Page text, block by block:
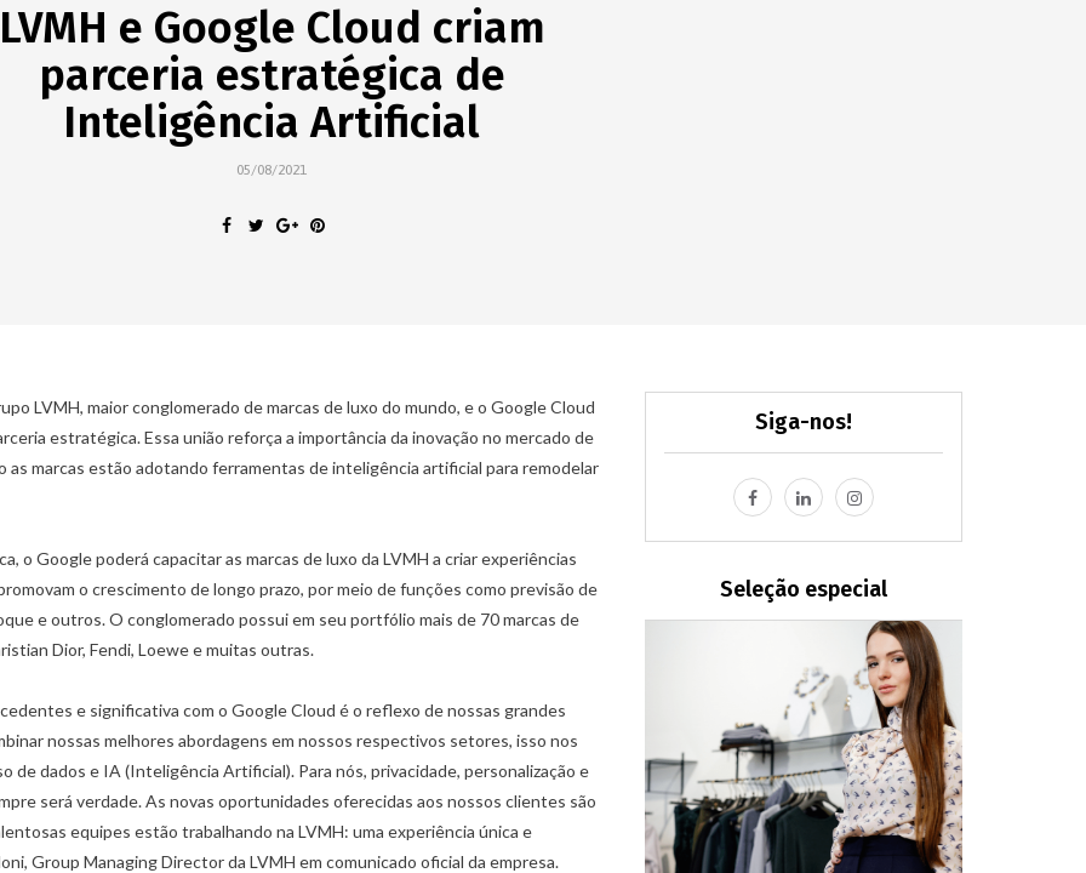
LVMH e Google Cloud criam
parceria estratégica de
Inteligência Artificial
05/08/2021
LVMH, maior conglomerado de marcas de luxo do mundo, e o Google Cloud
estratégica. Essa união reforça a importância da inovação no mercado de
as marcas estão adotando ferramentas de inteligência artificial para remodelar
o Google poderá capacitar as marcas de luxo da LVMH a criar experiências
o crescimento de longo prazo, por meio de funções como previsão de
e outros. O conglomerado possui em seu portfólio mais de 70 marcas de
Dior, Fendi, Loewe e muitas outras.
e significativa com o Google Cloud é o reflexo de nossas grandes
nossas melhores abordagens em nossos respectivos setores, isso nos
de dados e IA (Inteligência Artificial). Para nós, privacidade, personalização e
será verdade. As novas oportunidades oferecidas aos nossos clientes são
equipes estão trabalhando na LVMH: uma experiência única e
Group Managing Director da LVMH em comunicado oficial da empresa.
Siga-nos!
Seleção especial